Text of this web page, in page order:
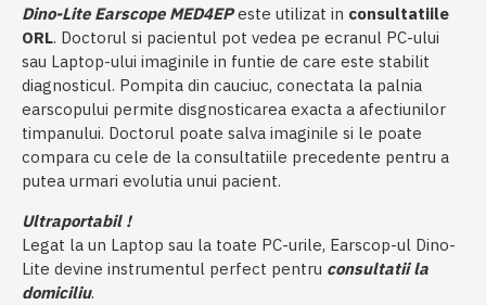
Dino-Lite Earscope MED4EPeste utilizat in consultatiile
ORL. Doctorul si pacientul pot vedea pe ecranul PC-ului
sau Laptop-ului imaginile in funtie de care este stabilit
diagnosticul. Pompita din cauciuc, conectata la palnia
earscopului permite disgnosticarea exacta a afectiunilor
timpanului. Doctorul poate salva imaginile si le poate
compara cu cele de la consultatiile precedente pentru a
putea urmari evolutia unui pacient.
Ultraportabil !
Legat la un Laptop sau la toate PC-urile, Earscop-ul Dino-
Lite devine instrumentul perfect pentru consultatii la
domiciliu.